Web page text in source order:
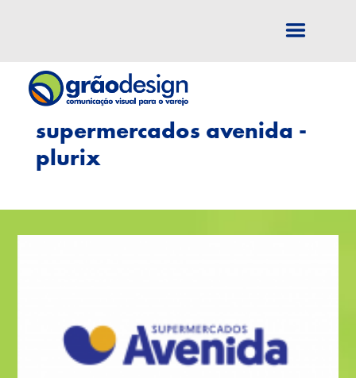
supermercados avenida -
plurix